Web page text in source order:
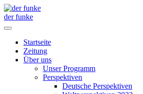
der funke
Startseite
Zeitung
Über uns
Unser Programm
Perspektiven
Deutsche Perspektiven